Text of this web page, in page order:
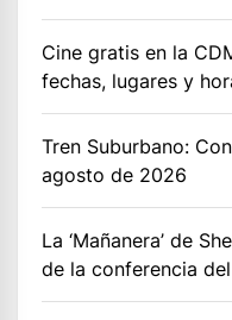
Cine gratis en la
fechas, lugares y
Tren Suburbano:
agosto de 2026
La ‘Mañanera’ de
de la conferencia